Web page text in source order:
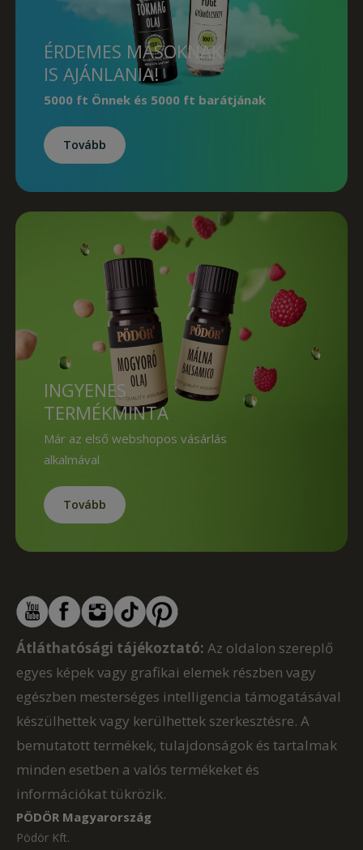
ÉRDEMES MÁSOKNAK
IS AJÁNLANIA!
5000 ft Önnek és 5000 ft barátjának
Tovább
INGYENES
TERMÉKMINTA
Már az első webshopos vásárlás
alkalmával
Tovább
Átláthatósági tájékoztató: Az oldalon szereplő
egyes képek vagy grafikai elemek részben vagy
egészben mesterséges intelligencia támogatásával
készülhettek vagy kerülhettek szerkesztésre. A
bemutatott termékek, tulajdonságok és tartalmak
minden esetben a valós termékeket és
információkat tükrözik.
PÖDÖR Magyarország
Pödör Kft.